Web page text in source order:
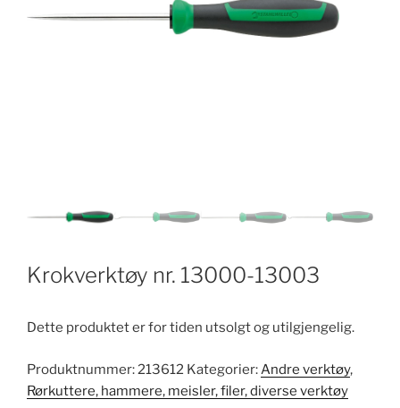
Krokverktøy nr. 13000-13003
Dette produktet er for tiden utsolgt og utilgjengelig.
Produktnummer:213612 Kategorier:Andre verktøy,
Rørkuttere, hammere, meisler, filer, diverse verktøy